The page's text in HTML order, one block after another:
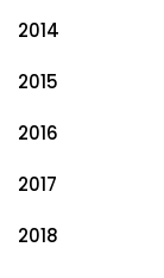
2014
2015
2016
2017
2018